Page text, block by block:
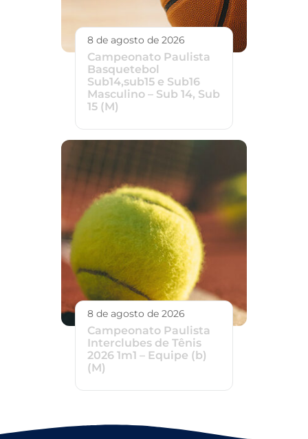
8 de agosto de 2026
Campeonato Paulista
Basquetebol
Sub14,sub15 e Sub16
Masculino – Sub 14, Sub
15 (M)
8 de agosto de 2026
Campeonato Paulista
Interclubes de Tênis
2026 1m1 – Equipe (b)
(M)